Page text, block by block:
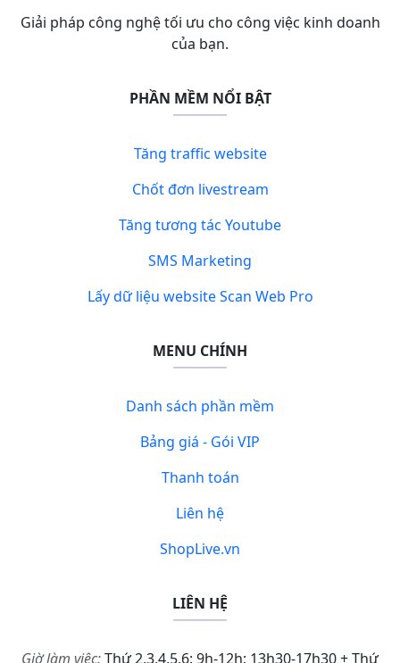
Giải pháp công nghệ tối ưu cho công việc kinh doanh
của bạn.
PHẦN MỀM NỔI BẬT
Tăng traffic website
Chốt đơn livestream
Tăng tương tác Youtube
SMS Marketing
Lấy dữ liệu website Scan Web Pro
MENU CHÍNH
Danh sách phần mềm
Bảng giá - Gói VIP
Thanh toán
Liên hệ
ShopLive.vn
LIÊN HỆ
Giờ làm việc:Thứ 2,3,4,5,6: 9h-12h; 13h30-17h30 + Thứ